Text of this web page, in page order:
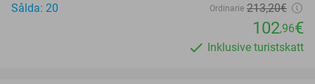
Sålda: 20 Ordinarie 213,20€
102,96€
Inklusive turistskatt